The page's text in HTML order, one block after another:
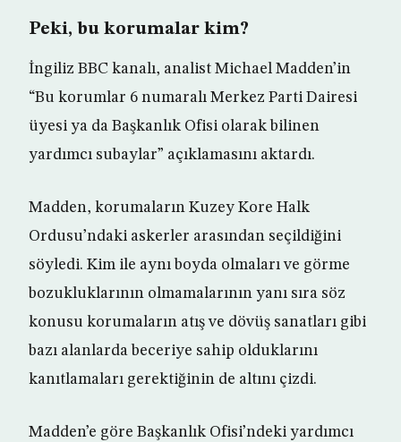
Peki, bu korumalar kim?
İngiliz BBC kanalı, analist Michael Madden’in
“Bu korumlar 6 numaralı Merkez Parti Dairesi
üyesi ya da Başkanlık Ofisi olarak bilinen
yardımcı subaylar” açıklamasını aktardı.
Madden, korumaların Kuzey Kore Halk
Ordusu’ndaki askerler arasından seçildiğini
söyledi. Kim ile aynı boyda olmaları ve görme
bozukluklarının olmamalarının yanı sıra söz
konusu korumaların atış ve dövüş sanatları gibi
bazı alanlarda beceriye sahip olduklarını
kanıtlamaları gerektiğinin de altını çizdi.
Madden’e göre Başkanlık Ofisi’ndeki yardımcı